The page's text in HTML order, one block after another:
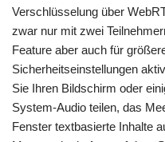
Verschlüsselung über
zwar nur mit zwei
Feature aber auch für
Sicherheitseinstellungen
Sie Ihren Bildschirm oder
System-Audio teilen, das
Fenster textbasierte Inhalte